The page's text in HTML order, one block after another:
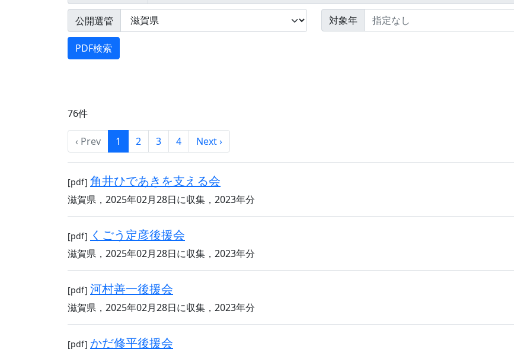
公開選管 対象年
76件
‹ Prev 1 2 3 4 Next ›
[pdf] 角井ひであきを支える会
滋賀県，2025年02月28日に収集，2023年分
[pdf] くごう定彦後援会
滋賀県，2025年02月28日に収集，2023年分
[pdf] 河村善一後援会
滋賀県，2025年02月28日に収集，2023年分
[pdf] かだ修平後援会